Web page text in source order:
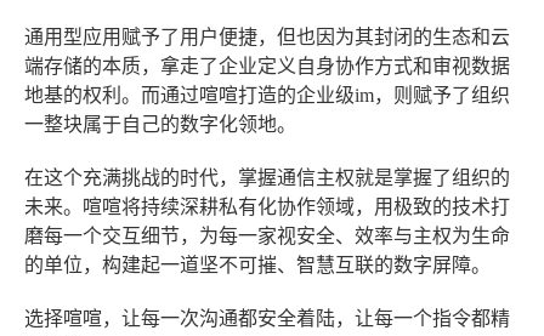
通用型应用赋予了用户便捷，但也因为其封闭的生态和云
端存储的本质，拿走了企业定义自身协作方式和审视数据
地基的权利。而通过喧喧打造的企业级im，则赋予了组织
一整块属于自己的数字化领地。
在这个充满挑战的时代，掌握通信主权就是掌握了组织的
未来。喧喧将持续深耕私有化协作领域，用极致的技术打
磨每一个交互细节，为每一家视安全、效率与主权为生命
的单位，构建起一道坚不可摧、智慧互联的数字屏障。
选择喧喧，让每一次沟通都安全着陆，让每一个指令都精